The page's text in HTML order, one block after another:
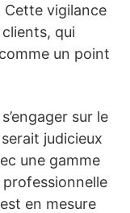
Cette vigilance
qui
un point
sur le
judicieux
une gamme
en mesure